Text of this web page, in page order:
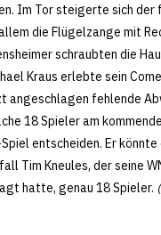
Im Tor steigerte sich
die Flügelzange mit
schraubten die
Kraus erlebte sein
angeschlagen fehlende
18 Spieler am
entscheiden. Er
Tim Kneules, der seine
hatte, genau 18 Spieler.